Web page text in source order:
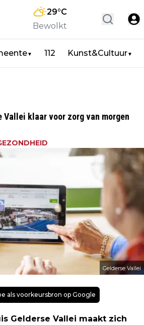
29°C
Bewolkt
▼ 112 Kunst&Cultuur▼
Vallei klaar voor zorg van morgen
Gelderse Vallei
als voorkeursbron op Google
Gelderse Vallei maakt zich